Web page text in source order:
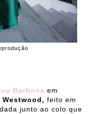
Barbosa em
feito em
junto ao colo que